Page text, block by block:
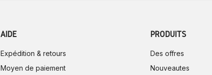
AIDE
Expédition & retours
Moyen de paiement
PRODUITS
Des offres
Nouveautes